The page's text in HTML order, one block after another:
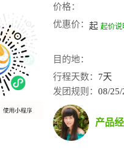
价格：
优惠价： 起 起价说
目的地：
行程天数： 7天
发团规则： 08/
产品